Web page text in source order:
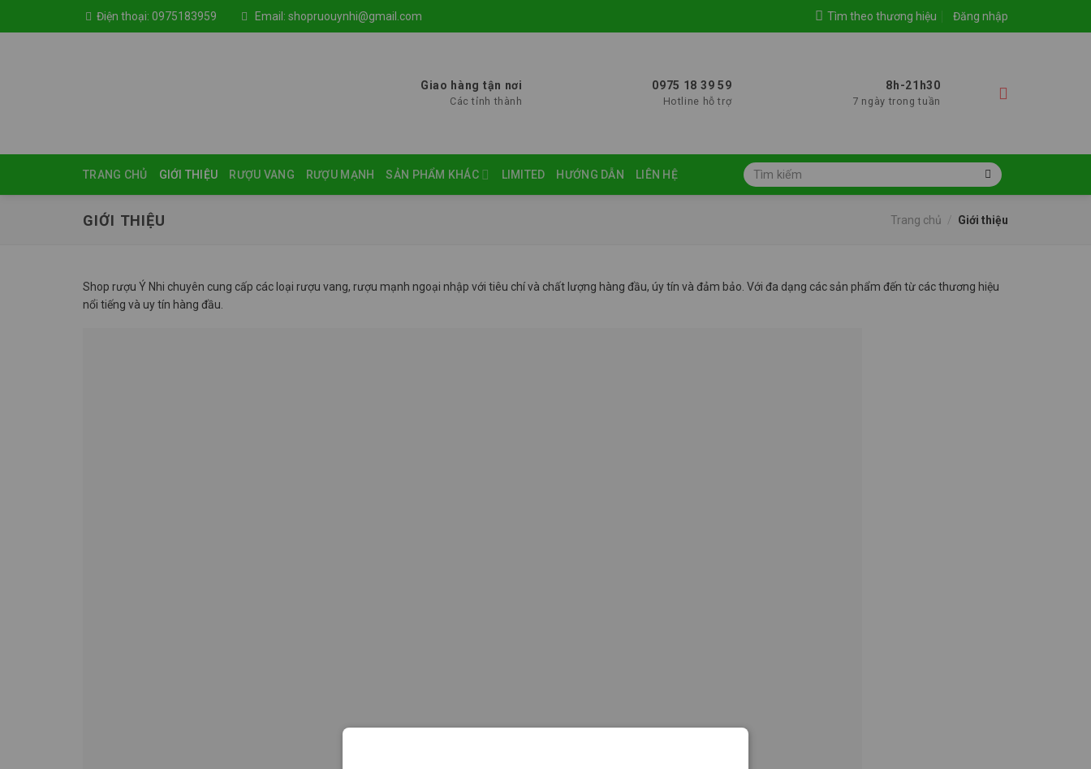
Điện thoại: 0975183959 Email: shopruouynhi@gmail.com Tìm theo thương hiệu Đăng nhập
Giao hàng tận nơi
Các tỉnh thành
0975 18 39 59
Hotline hỗ trợ
8h-21h30
7 ngày trong tuần
TRANG CHỦ GIỚI THIỆU RƯỢU VANG RƯỢU MẠNH SẢN PHẨM KHÁC LIMITED HƯỚNG DẪN LIÊN HỆ
Tìm
kiếm:
GIỚI THIỆU Trang chủ / Giới thiệu
Shop rượu Ý Nhi chuyên cung cấp các loại rượu vang, rượu mạnh ngoại nhập với tiêu chí và chất lượng hàng đầu, úy tín và đảm bảo. Với đa dạng các sản phẩm đến từ các thương hiệu
nổi tiếng và uy tín hàng đầu.